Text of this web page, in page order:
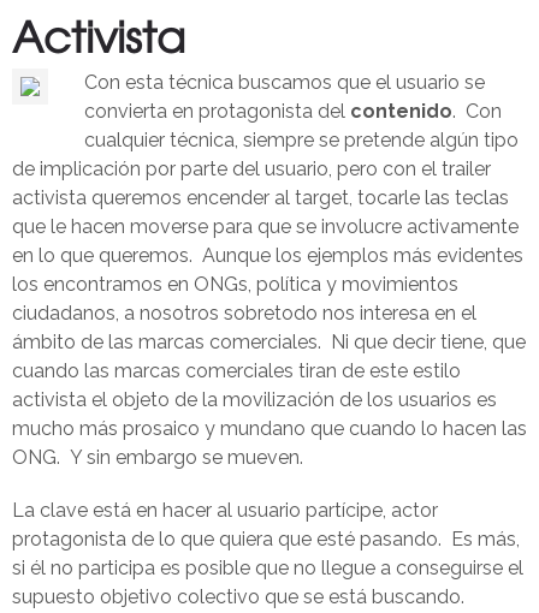
Activista
Con esta técnica buscamos que el usuario se
convierta en protagonista del contenido. Con
cualquier técnica, siempre se pretende algún tipo
de implicación por parte del usuario, pero con el trailer
activista queremos encender al target, tocarle las teclas
que le hacen moverse para que se involucre activamente
en lo que queremos. Aunque los ejemplos más evidentes
los encontramos en ONGs, política y movimientos
ciudadanos, a nosotros sobretodo nos interesa en el
ámbito de las marcas comerciales. Ni que decir tiene, que
cuando las marcas comerciales tiran de este estilo
activista el objeto de la movilización de los usuarios es
mucho más prosaico y mundano que cuando lo hacen las
ONG. Y sin embargo se mueven.
La clave está en hacer al usuario partícipe, actor
protagonista de lo que quiera que esté pasando. Es más,
si él no participa es posible que no llegue a conseguirse el
supuesto objetivo colectivo que se está buscando.